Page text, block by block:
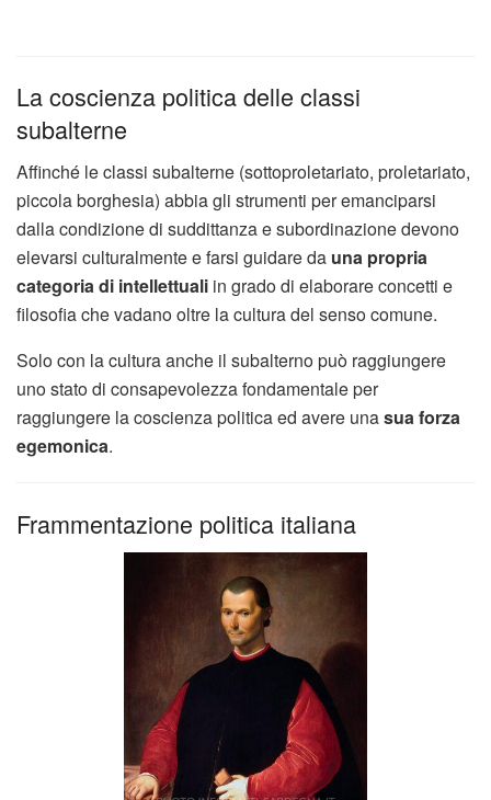
La coscienza politica delle classi
subalterne
Affinché le classi subalterne (sottoproletariato, proletariato,
piccola borghesia) abbia gli strumenti per emanciparsi
dalla condizione di suddittanza e subordinazione devono
elevarsi culturalmente e farsi guidare da una propria
categoria di intellettuali in grado di elaborare concetti e
filosofia che vadano oltre la cultura del senso comune.
Solo con la cultura anche il subalterno può raggiungere
uno stato di consapevolezza fondamentale per
raggiungere la coscienza politica ed avere unasua forza
egemonica.
Frammentazione politica italiana